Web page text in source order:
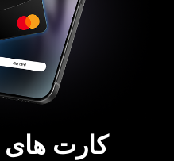
کارت های